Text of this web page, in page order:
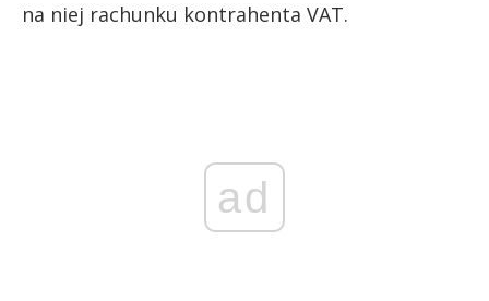
na niej rachunku kontrahenta VAT.
ad